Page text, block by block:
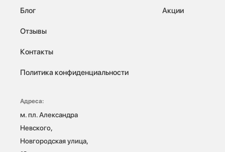
Блог
Отзывы
Контакты
Политика конфиденциальности
Акции
Адреса:
м. пл. Александра
Невского,
Новгородская улица,